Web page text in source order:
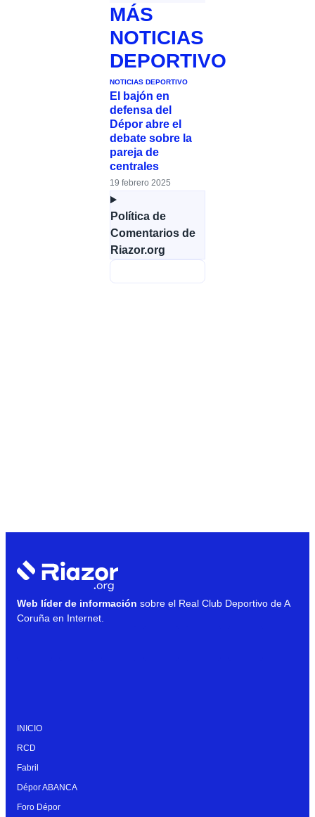
MÁS
NOTICIAS
DEPORTIVO
NOTICIAS DEPORTIVO
El bajón en
defensa del
Dépor abre el
debate sobre la
pareja de
centrales
19 febrero 2025
Política de
Comentarios de
Riazor.org
Web líder de información sobre el Real Club Deportivo de A
Coruña en Internet.
INICIO
RCD
Fabril
Dépor ABANCA
Foro Dépor